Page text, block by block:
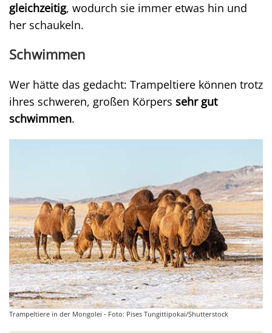
gleichzeitig, wodurch sie immer etwas hin und
her schaukeln.
Schwimmen
Wer hätte das gedacht: Trampeltiere können trotz
ihres schweren, großen Körpers sehr gut
schwimmen.
Trampeltiere in der Mongolei - Foto: Pises Tungittipokai/Shutterstock